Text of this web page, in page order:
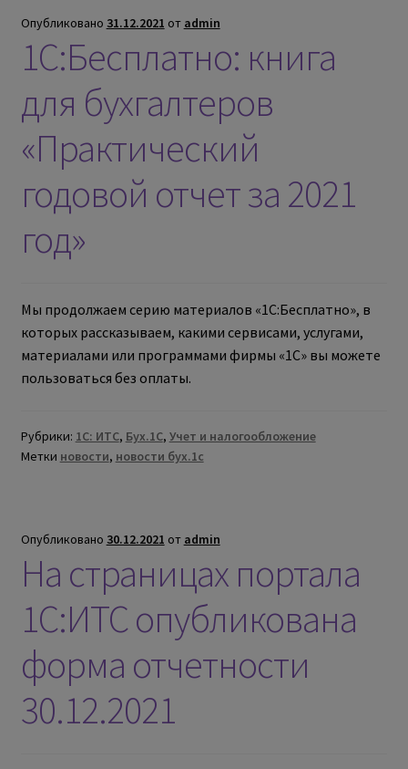
Опубликовано 31.12.2021 от admin
1С:Бесплатно: книга
для бухгалтеров
«Практический
годовой отчет за 2021
год»
Мы продолжаем серию материалов «1С:Бесплатно», в
которых рассказываем, какими сервисами, услугами,
материалами или программами фирмы «1С» вы можете
пользоваться без оплаты.
Рубрики: 1С: ИТС, Бух.1С, Учет и налогообложение
Метки новости, новости бух.1с
Опубликовано 30.12.2021 от admin
На страницах портала
1С:ИТС опубликована
форма отчетности
30.12.2021